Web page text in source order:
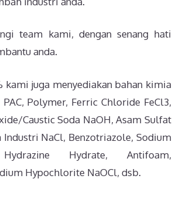
team kami, dengan senang hati
anda.
kami juga menyediakan bahan kimia
Polymer, Ferric Chloride FeCl3,
Caustic Soda NaOH, Asam Sulfat
Industri NaCl, Benzotriazole, Sodium
Hydrate, Antifoam,
Hypochlorite NaOCl, dsb.